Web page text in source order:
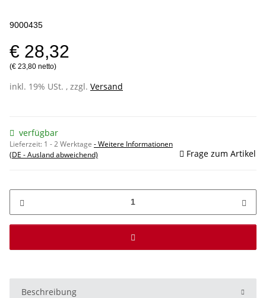
9000435
€ 28,32
(€ 23,80 netto)
inkl. 19% USt. , zzgl. Versand
verfügbar
Lieferzeit: 1 - 2 Werktage - Weitere Informationen
(DE - Ausland abweichend)
Frage zum Artikel
Beschreibung